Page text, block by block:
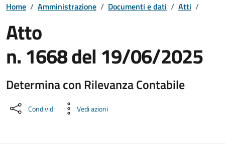
Home / Amministrazione / Documenti e dati / Atti /
Atto
n. 1668 del 19/06/2025
Determina con Rilevanza Contabile
Dettaglio del documento
Condividi Vedi azioni